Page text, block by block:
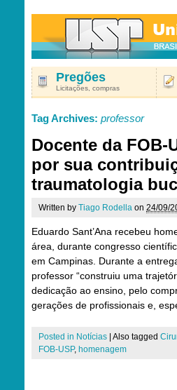
Pregões
Licitações, compras
Tag Archives: professor
Docente da FOB-
por sua
traumatologia
Written by Tiago Rodella on 24/09/
Eduardo Sant’Ana recebeu
área, durante congresso
em Campinas. Durante a
professor “construiu uma
dedicação ao ensino, pelo
gerações de profissionais e,
Posted in Notícias Also tagged
FOB-USP, homenagem